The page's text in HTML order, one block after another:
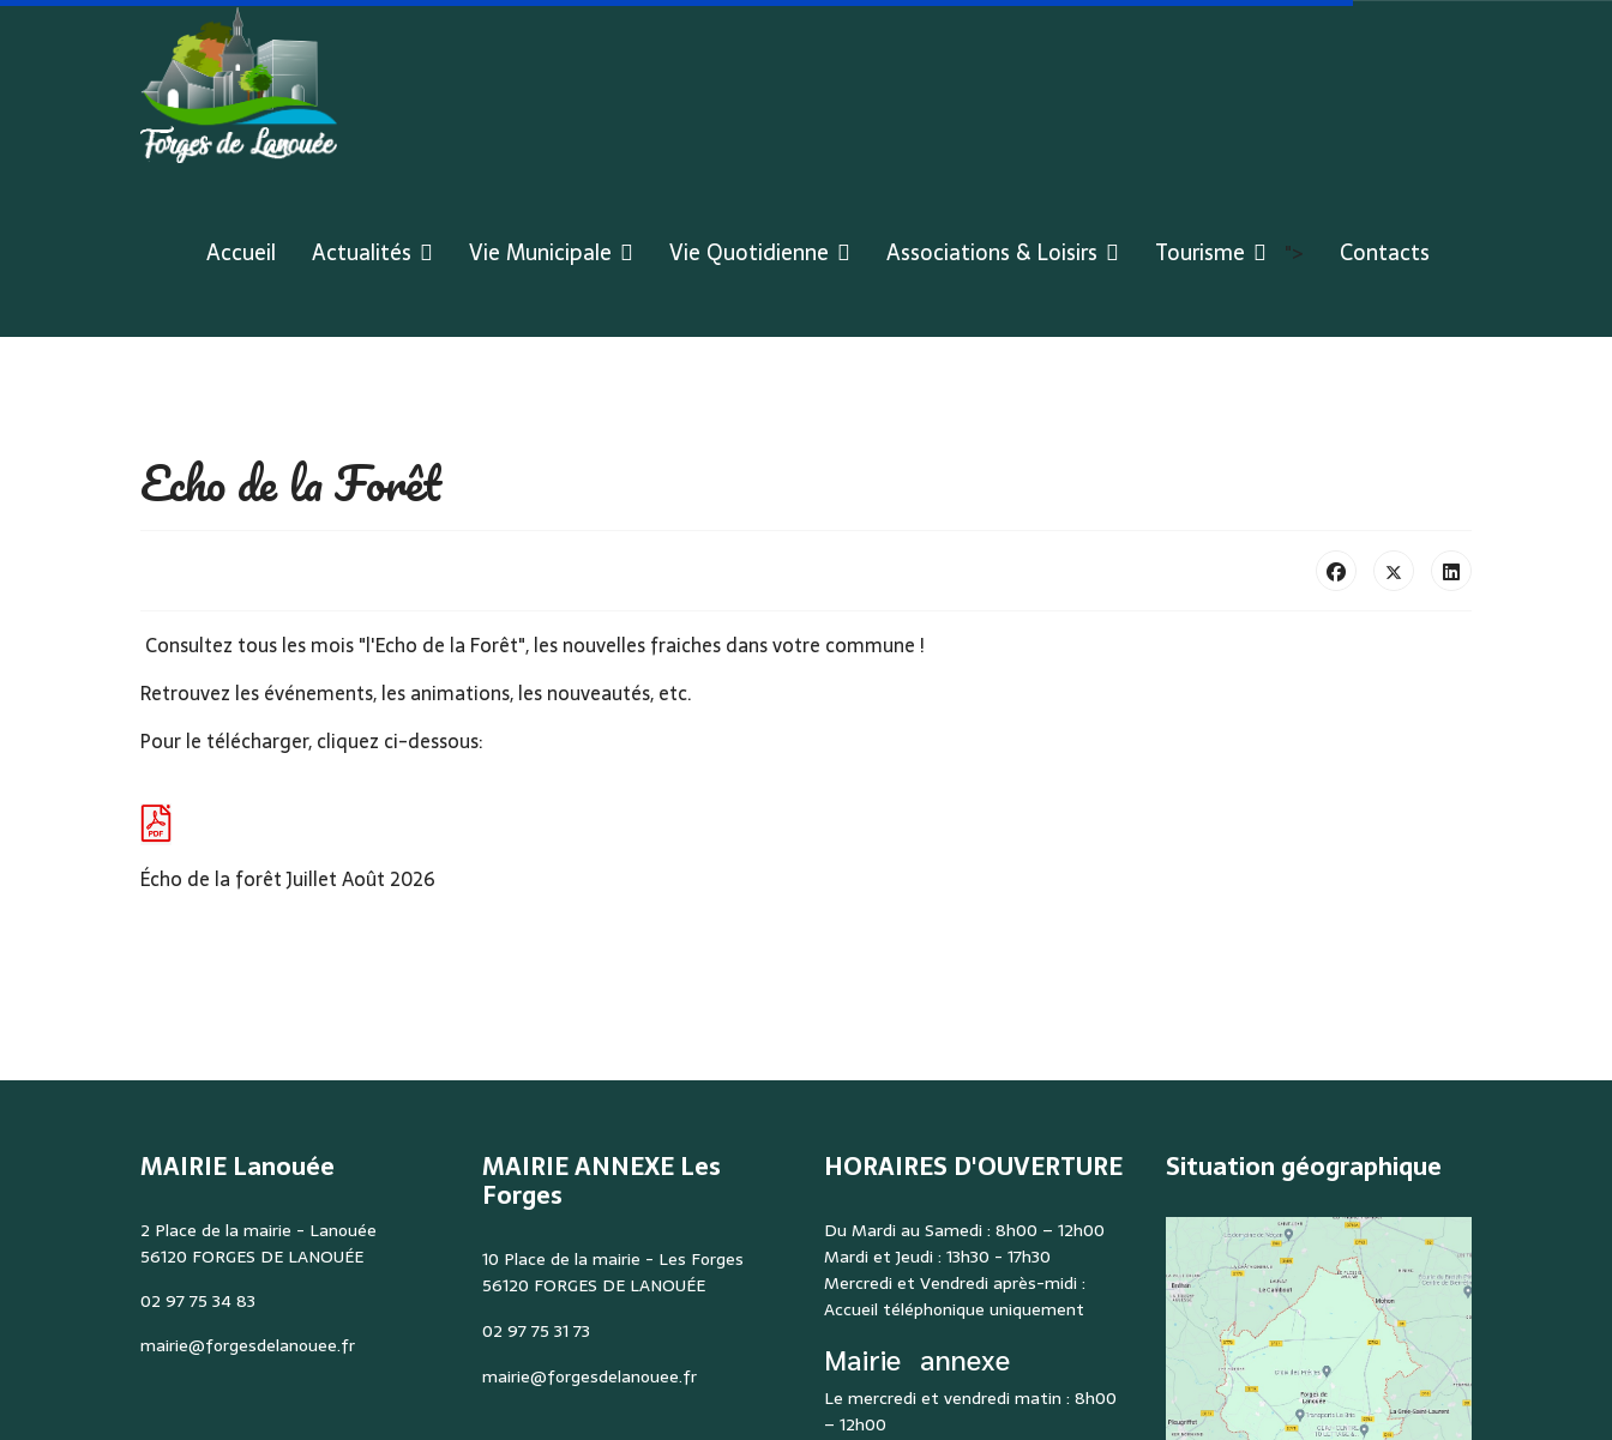
Accueil Actualités Vie Municipale Vie Quotidienne Associations & Loisirs Tourisme "> Contacts
Echo de la Forêt
Consultez tous les mois "l'Echo de la Forêt", les nouvelles fraiches dans votre commune !
Retrouvez les événements, les animations, les nouveautés, etc.
Pour le télécharger, cliquez ci-dessous:
Écho de la forêt Juillet Août 2026
MAIRIE Lanouée
2 Place de la mairie - Lanouée
56120 FORGES DE LANOUÉE
02 97 75 34 83
mairie@forgesdelanouee.fr
MAIRIE ANNEXE Les
Forges
10 Place de la mairie - Les Forges
56120 FORGES DE LANOUÉE
02 97 75 31 73
mairie@forgesdelanouee.fr
HORAIRES D'OUVERTURE
Du Mardi au Samedi : 8h00 – 12h00
Mardi et Jeudi : 13h30 - 17h30
Mercredi et Vendredi après-midi :
Accueil téléphonique uniquement
Mairie annexe
Le mercredi et vendredi matin : 8h00
– 12h00
Situation géographique